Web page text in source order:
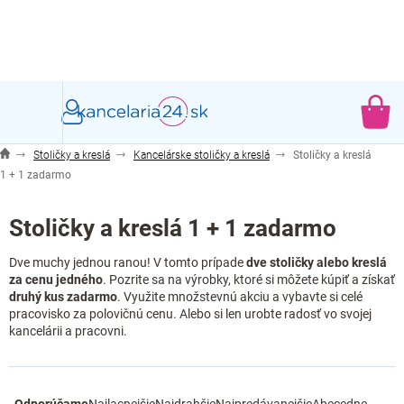
Stoličky a kreslá Kancelárske stoličky a kreslá
Stoličky a kreslá
1 + 1 zadarmo
Stoličky a kreslá 1 + 1 zadarmo
Dve muchy jednou ranou! V tomto prípadedve stoličky alebo kreslá
za cenu jedného. Pozrite sa na výrobky, ktoré si môžete kúpiť a získať
druhý kus zadarmo. Využite množstevnú akciu a vybavte si celé
pracovisko za polovičnú cenu. Alebo si len urobte radosť vo svojej
kancelárii a pracovni.